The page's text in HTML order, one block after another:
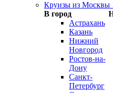
Круизы из
В город
Астрахань
Казань
Нижний
Новгород
Ростов-на-
Дону
Санкт-
Петербург